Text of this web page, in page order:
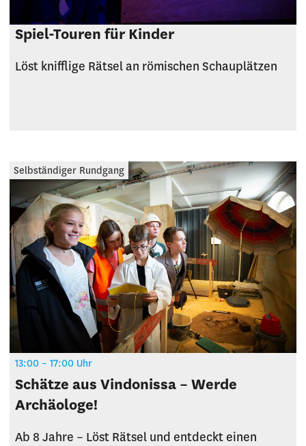
Spiel-Touren für Kinder
Löst knifflige Rätsel an römischen Schauplätzen
13:00 – 17:00 Uhr
Schätze aus Vindonissa – Werde
Archäologe!
Ab 8 Jahre – Löst Rätsel und entdeckt einen
Selbständiger Rundgang